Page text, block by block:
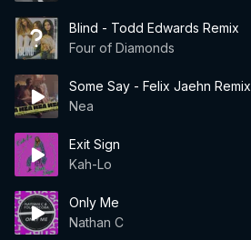
Blind - Todd Edwards Remix
Four of Diamonds
Some Say - Felix Jaehn Remix
Nea
Exit Sign
Kah-Lo
Only Me
Nathan C